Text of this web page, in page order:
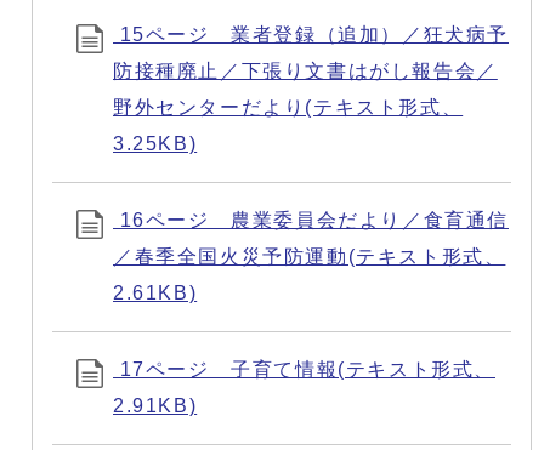
15ページ 業者登録（追加）／狂犬病予
防接種廃止／下張り文書はがし報告会／
野外センターだより(テキスト形式、
3.25KB)
16ページ 農業委員会だより／食育通信
／春季全国火災予防運動(テキスト形式、
2.61KB)
17ページ 子育て情報(テキスト形式、
2.91KB)